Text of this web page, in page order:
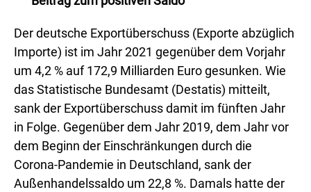
Der deutsche Exportüberschuss (Exporte abzüglich
Importe) ist im Jahr 2021 gegenüber dem Vorjahr
um 4,2 % auf 172,9 Milliarden Euro gesunken. Wie
das Statistische Bundesamt (Destatis) mitteilt,
sank der Exportüberschuss damit im fünften Jahr
in Folge. Gegenüber dem Jahr 2019, dem Jahr vor
dem Beginn der Einschränkungen durch die
Corona-Pandemie in Deutschland, sank der
Außenhandelssaldo um 22,8 %. Damals hatte der